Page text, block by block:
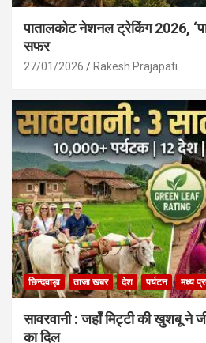
पातालकोट नेशनल ट्रेकिंग 2026,
सफर
27/01/2026 Rakesh Prajapati
छिन्दवाड़ा ताजा खबर देश पर्यटन मध्य
सावरवानी : जहाँ मिट्टी की खुशबू ने
का दिल